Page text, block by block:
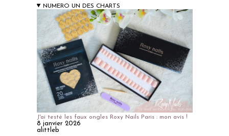
NUMERO UN DES CHARTS
J'ai testé les faux ongles Roxy Nails Paris : mon avis !
8 janvier 2026
alittleb